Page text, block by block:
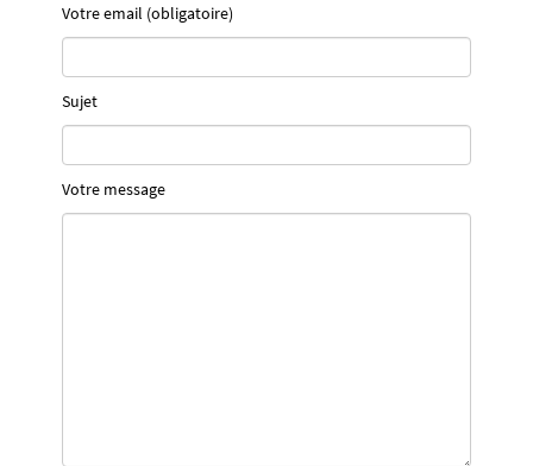
Votre email (obligatoire)
Sujet
Votre message